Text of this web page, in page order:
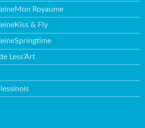
Royaume
& Fly
Less’Art